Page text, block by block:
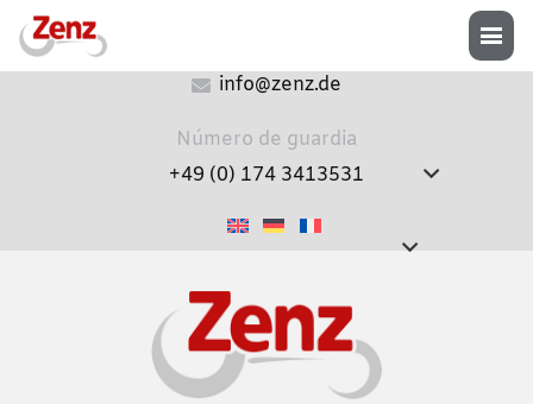
info@zenz.de
Número de guardia
+49 (0) 174 3413531